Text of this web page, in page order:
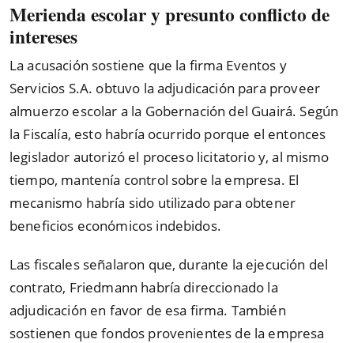
Merienda escolar y presunto conflicto de
intereses
La acusación sostiene que la firma Eventos y
Servicios S.A. obtuvo la adjudicación para proveer
almuerzo escolar a la Gobernación del Guairá. Según
la Fiscalía, esto habría ocurrido porque el entonces
legislador autorizó el proceso licitatorio y, al mismo
tiempo, mantenía control sobre la empresa. El
mecanismo habría sido utilizado para obtener
beneficios económicos indebidos.
Las fiscales señalaron que, durante la ejecución del
contrato, Friedmann habría direccionado la
adjudicación en favor de esa firma. También
sostienen que fondos provenientes de la empresa